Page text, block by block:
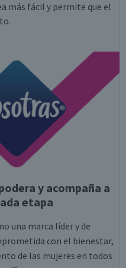
más fácil y permite que el
y acompaña a
etapa
una marca líder y de
con el bienestar,
de las mujeres en todos